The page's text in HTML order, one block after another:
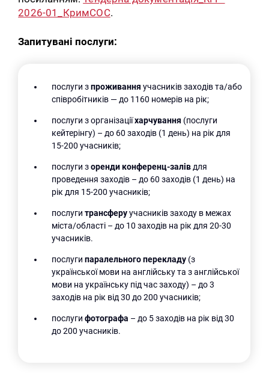
2026-01_КримСОС.
Запитувані послуги:
послуги зпроживання учасників заходів та/або
співробітників — до 1160 номерів на рік;
послуги з організаціїхарчування (послуги
кейтерінгу) – до 60 заходів (1 день) на рік для
15-200 учасників;
послуги зоренди конференц-залівдля
проведення заходів – до 60 заходів (1 день) на
рік для 15-200 учасників;
послугитрансферуучасників заходу в межах
міста/області – до 10 заходів на рік для 20-30
учасників.
послугипаралельного перекладу (з
української мови на англійську та з англійської
мови на українську під час заходу) – до 3
заходів на рік від 30 до 200 учасників;
послугифотографа – до 5 заходів на рік від 30
до 200 учасників.